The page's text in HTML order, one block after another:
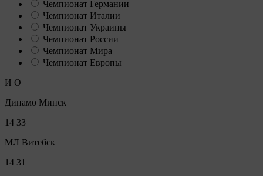
Чемпионат Германии
Чемпионат Италии
Чемпионат Украины
Чемпионат России
Чемпионат Мира
Чемпионат Европы
И О
Динамо Минск
14 33
МЛ Витебск
14 31